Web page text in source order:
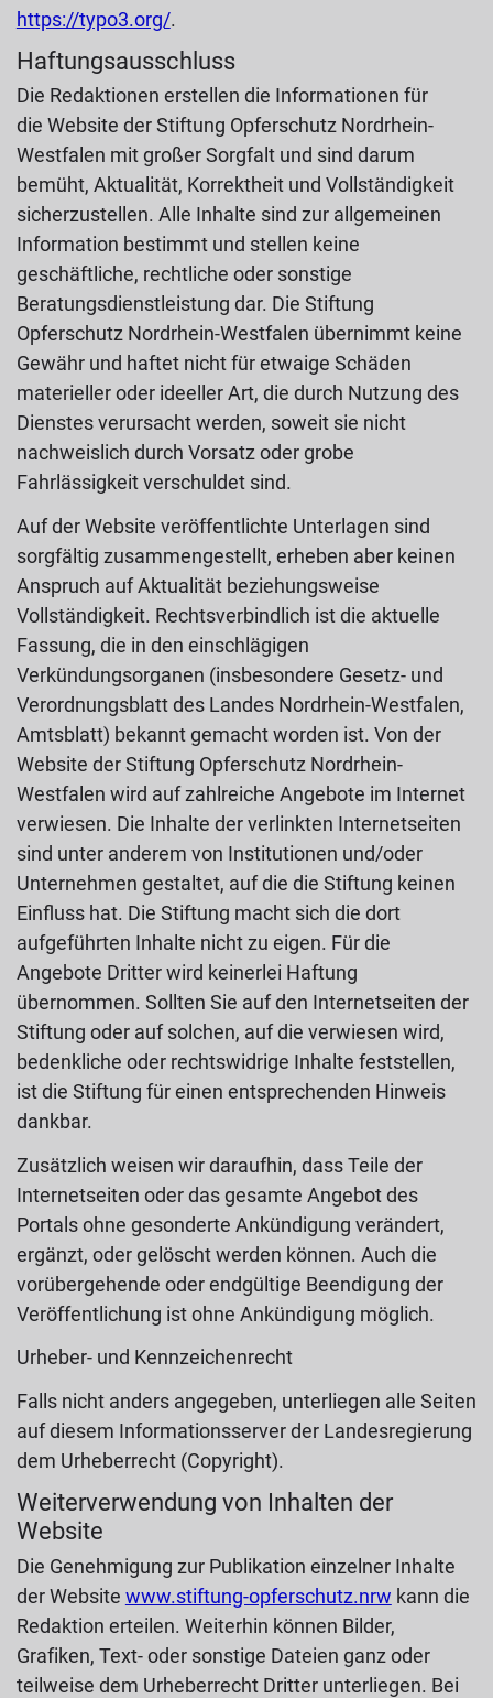
https://typo3.org/.
Haftungsausschluss
Die Redaktionen erstellen die Informationen für
die Website der Stiftung Opferschutz Nordrhein-
Westfalen mit großer Sorgfalt und sind darum
bemüht, Aktualität, Korrektheit und Vollständigkeit
sicherzustellen. Alle Inhalte sind zur allgemeinen
Information bestimmt und stellen keine
geschäftliche, rechtliche oder sonstige
Beratungsdienstleistung dar. Die Stiftung
Opferschutz Nordrhein-Westfalen übernimmt keine
Gewähr und haftet nicht für etwaige Schäden
materieller oder ideeller Art, die durch Nutzung des
Dienstes verursacht werden, soweit sie nicht
nachweislich durch Vorsatz oder grobe
Fahrlässigkeit verschuldet sind.
Auf der Website veröffentlichte Unterlagen sind
sorgfältig zusammengestellt, erheben aber keinen
Anspruch auf Aktualität beziehungsweise
Vollständigkeit. Rechtsverbindlich ist die aktuelle
Fassung, die in den einschlägigen
Verkündungsorganen (insbesondere Gesetz- und
Verordnungsblatt des Landes Nordrhein-Westfalen,
Amtsblatt) bekannt gemacht worden ist. Von der
Website der Stiftung Opferschutz Nordrhein-
Westfalen wird auf zahlreiche Angebote im Internet
verwiesen. Die Inhalte der verlinkten Internetseiten
sind unter anderem von Institutionen und/oder
Unternehmen gestaltet, auf die die Stiftung keinen
Einfluss hat. Die Stiftung macht sich die dort
aufgeführten Inhalte nicht zu eigen. Für die
Angebote Dritter wird keinerlei Haftung
übernommen. Sollten Sie auf den Internetseiten der
Stiftung oder auf solchen, auf die verwiesen wird,
bedenkliche oder rechtswidrige Inhalte feststellen,
ist die Stiftung für einen entsprechenden Hinweis
dankbar.
Zusätzlich weisen wir daraufhin, dass Teile der
Internetseiten oder das gesamte Angebot des
Portals ohne gesonderte Ankündigung verändert,
ergänzt, oder gelöscht werden können. Auch die
vorübergehende oder endgültige Beendigung der
Veröffentlichung ist ohne Ankündigung möglich.
Urheber- und Kennzeichenrecht
Falls nicht anders angegeben, unterliegen alle Seiten
auf diesem Informationsserver der Landesregierung
dem Urheberrecht (Copyright).
Weiterverwendung von Inhalten der
Website
Die Genehmigung zur Publikation einzelner Inhalte
der Website www.stiftung-opferschutz.nrw kann die
Redaktion erteilen. Weiterhin können Bilder,
Grafiken, Text- oder sonstige Dateien ganz oder
teilweise dem Urheberrecht Dritter unterliegen. Bei